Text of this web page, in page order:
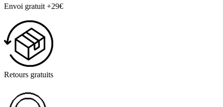
Envoi gratuit +29€
Retours gratuits